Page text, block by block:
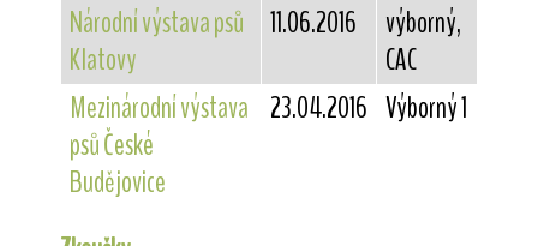
Národní výstava psů
Klatovy
11.06.2016
výborný,
CAC
Mezinárodní výstava
psů České
Budějovice
23.04.2016 Výborný 1